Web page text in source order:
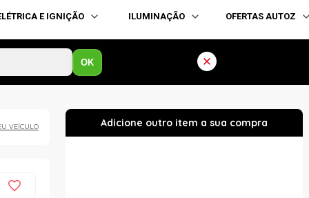
E IGNIÇÃO ILUMINAÇÃO OFERTAS AUTOZ
OK
VEÍCULO